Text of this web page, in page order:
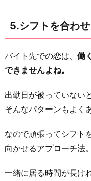
5.シフトを合わ
バイト先での恋は、 働
できませんよね。
出勤日が被っていない
そんなパターンもよく
なので頑張ってシフト
向かせるアプローチ法。
一緒に居る時間が長け